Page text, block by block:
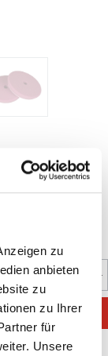
zu
anbieten
zu
zu Ihrer
für
Unsere
ein oder